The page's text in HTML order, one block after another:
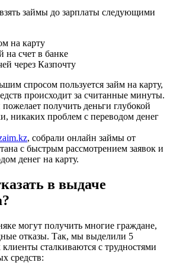
займы до зарплаты следующими
на карту
на счет в банке
через Казпочту
спросом пользуется займ на карту,
происходит за считанные минуты.
получить деньги глубокой
никаких проблем с переводом денег
, собрали онлайн займы от
с быстрым рассмотрением заявок и
денег на карту.
в выдаче
могут получить многие граждане,
отказы. Так, мы выделили 5
сталкиваются с трудностями
средств: